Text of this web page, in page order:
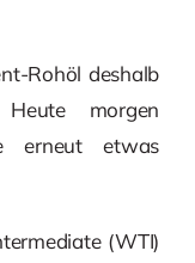
Rohöl deshalb
morgen
erneut etwas
(WTI)